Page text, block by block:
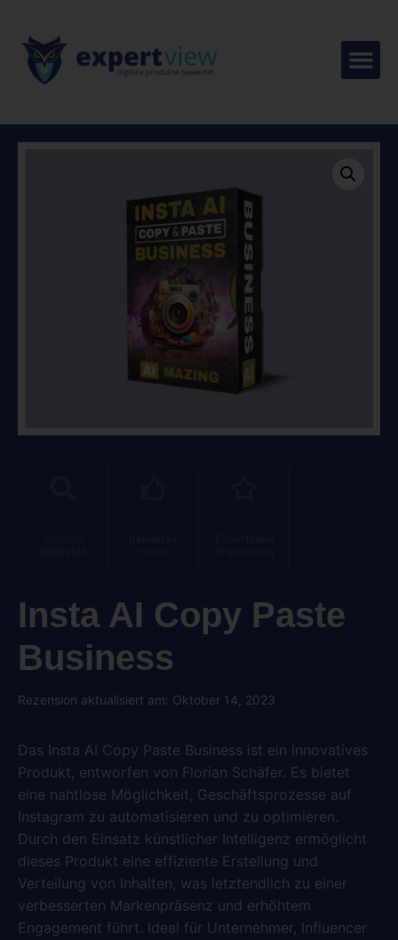
Insta AI Copy Paste
Business
Rezension aktualisiert am: Oktober 14, 2023
Das Insta AI Copy Paste Business ist ein innovatives
Produkt, entworfen von Florian Schäfer. Es bietet
eine nahtlose Möglichkeit, Geschäftsprozesse auf
Instagram zu automatisieren und zu optimieren.
Durch den Einsatz künstlicher Intelligenz ermöglicht
dieses Produkt eine effiziente Erstellung und
Verteilung von Inhalten, was letztendlich zu einer
verbesserten Markenpräsenz und erhöhtem
Engagement führt. Ideal für Unternehmer, Influencer